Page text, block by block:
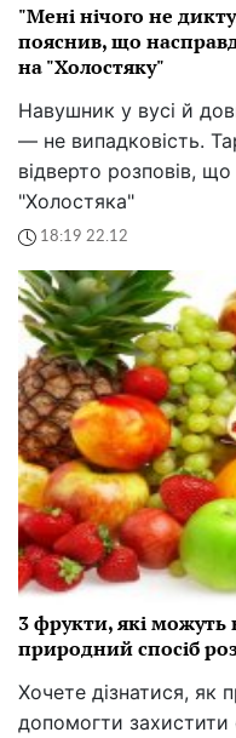
"Мені нічого не
пояснив, що
на "Холостяку"
Навушник у вусі й
— не випадковість.
відверто розповів,
"Холостяка"
18:19 22.12
3 фрукти, які
природний спосіб
Хочете дізнатися, як
допомогти захистити